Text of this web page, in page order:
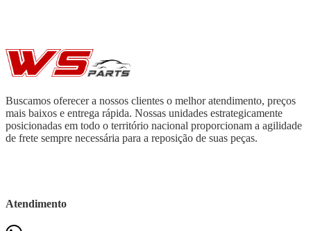
Buscamos oferecer a nossos clientes o melhor atendimento, preços
mais baixos e entrega rápida. Nossas unidades estrategicamente
posicionadas em todo o território nacional proporcionam a agilidade
de frete sempre necessária para a reposição de suas peças.
Atendimento